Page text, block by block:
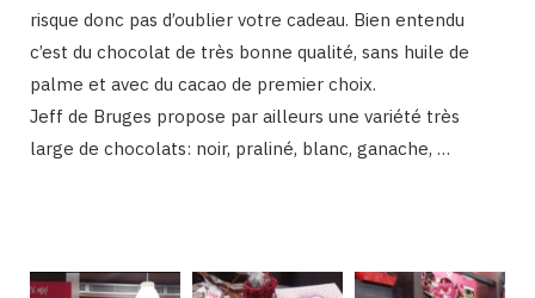
risque donc pas d’oublier votre cadeau. Bien entendu
c’est du chocolat de très bonne qualité, sans huile de
palme et avec du cacao de premier choix.
Jeff de Bruges propose par ailleurs une variété très
large de chocolats: noir, praliné, blanc, ganache, …